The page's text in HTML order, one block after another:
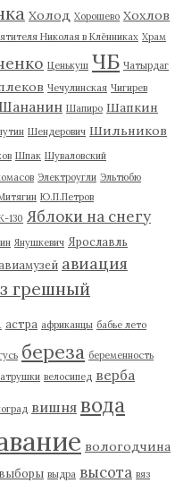
Холод Хорошево Хохлов
Николая в Клённиках Храм
Ценькуш ЧБ Чатырдаг
Чечулинская Чигирев
Шананин Шапиро Шапкин
Шендерович Шильников
Шпак Шуваловский
Электроугли Эльтюбю
Ю.П.Петров
130 Яблоки на снегу
Янушкевич Ярославль
авиация
грешный
астра африканцы бабье лето
береза беременность
велосипед верба
вишня вода
вологодчина
выборы выдра высота вяз